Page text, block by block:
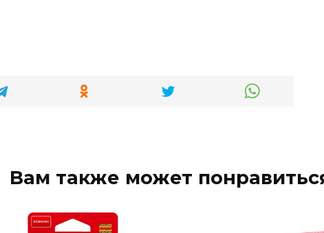
Вам также может